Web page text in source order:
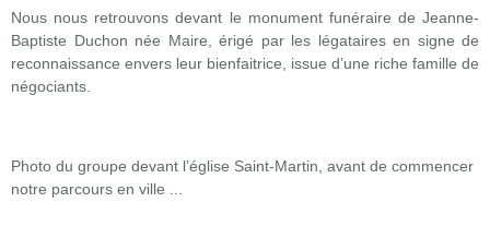
Nous nous retrouvons devant le monument funéraire de Jeanne-
Baptiste Duchon née Maire, érigé par les légataires en signe de
reconnaissance envers leur bienfaitrice, issue d’une riche famille de
négociants.
Photo du groupe devant l’église Saint-Martin, avant de commencer
notre parcours en ville ...